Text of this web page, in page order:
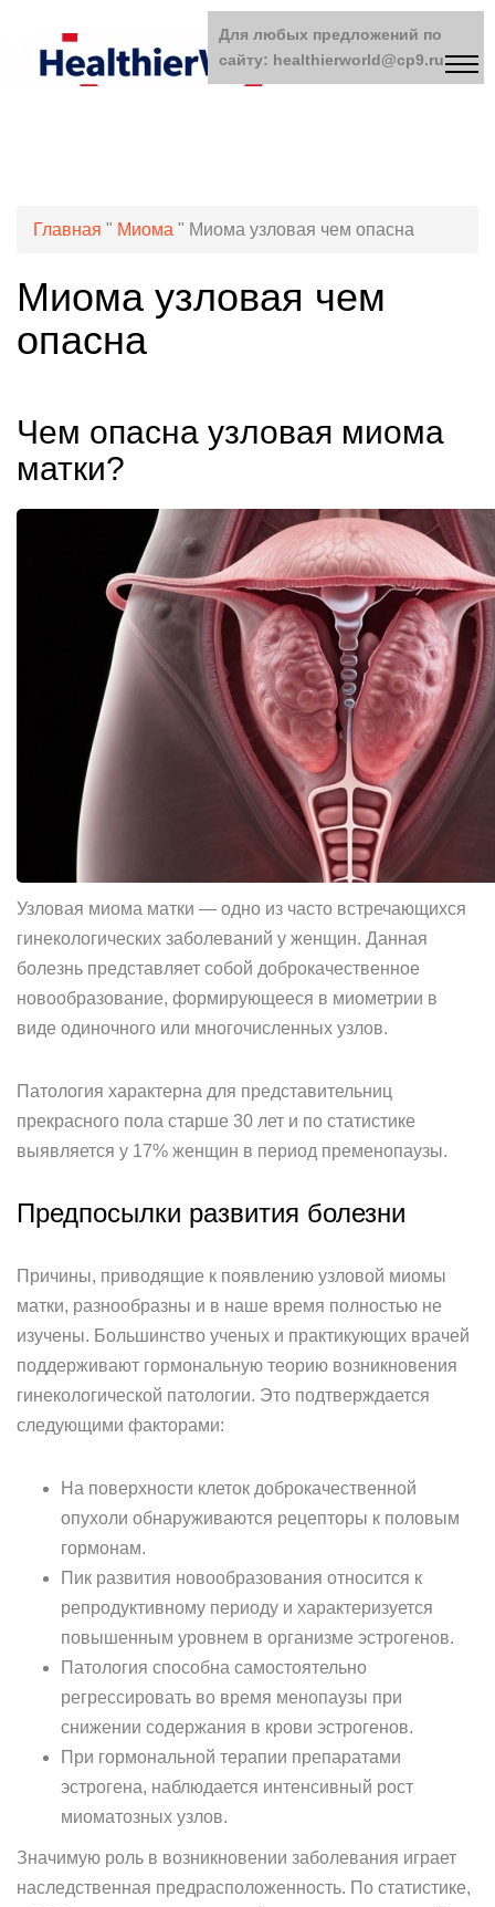
Главная " Миома " Миома узловая чем опасна
Миома узловая чем
опасна
Чем опасна узловая миома
матки?
Узловая миома матки — одно из часто встречающихся
гинекологических заболеваний у женщин. Данная
болезнь представляет собой доброкачественное
новообразование, формирующееся в миометрии в
виде одиночного или многочисленных узлов.
Патология характерна для представительниц
прекрасного пола старше 30 лет и по статистике
выявляется у 17% женщин в период пременопаузы.
Предпосылки развития болезни
Причины, приводящие к появлению узловой миомы
матки, разнообразны и в наше время полностью не
изучены. Большинство ученых и практикующих врачей
поддерживают гормональную теорию возникновения
гинекологической патологии. Это подтверждается
следующими факторами:
На поверхности клеток доброкачественной
опухоли обнаруживаются рецепторы к половым
гормонам.
Пик развития новообразования относится к
репродуктивному периоду и характеризуется
повышенным уровнем в организме эстрогенов.
Патология способна самостоятельно
регрессировать во время менопаузы при
снижении содержания в крови эстрогенов.
При гормональной терапии препаратами
эстрогена, наблюдается интенсивный рост
миоматозных узлов.
Значимую роль в возникновении заболевания играет
наследственная предрасположенность. По статистике,
Для любых предложений по
сайту: healthierworld@cp9.ru